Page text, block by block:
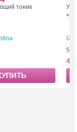
тоник
50